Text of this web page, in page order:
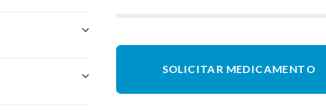
SOLICITAR MEDICAMENTO